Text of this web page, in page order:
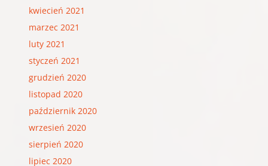
kwiecień 2021
marzec 2021
luty 2021
styczeń 2021
grudzień 2020
listopad 2020
październik 2020
wrzesień 2020
sierpień 2020
lipiec 2020